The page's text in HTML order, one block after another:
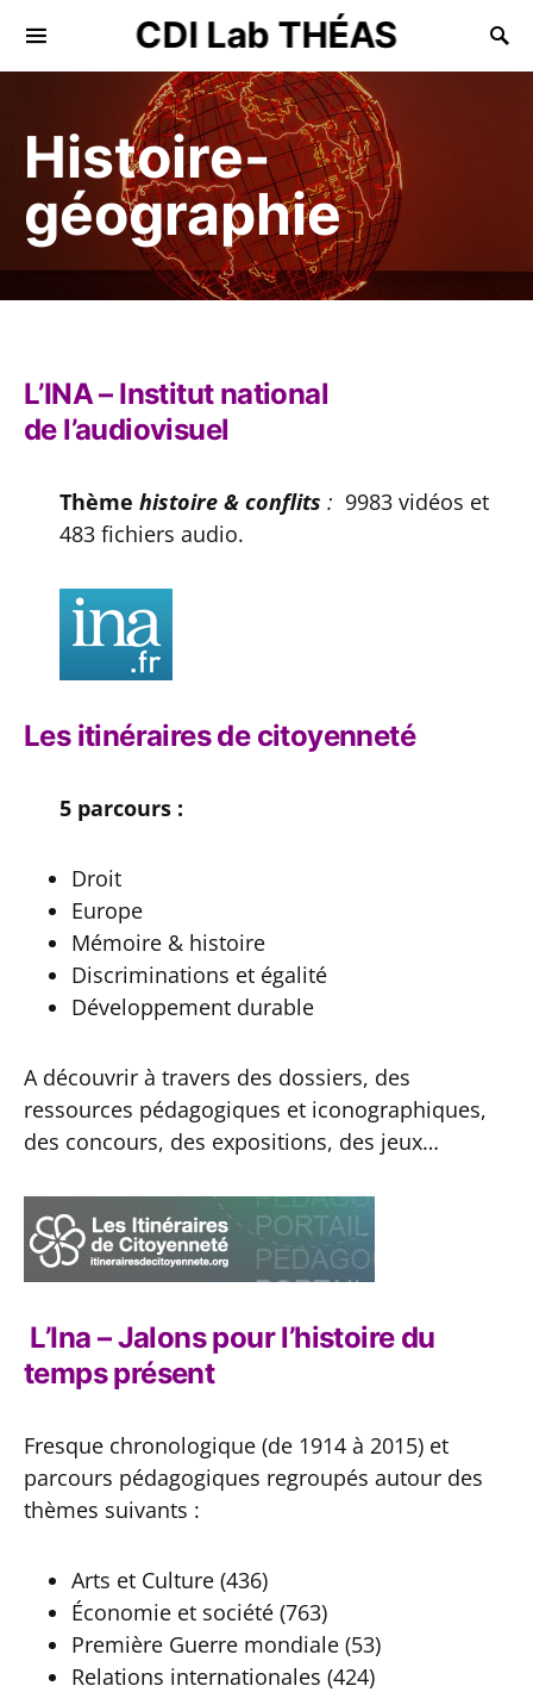
CDI Lab THÉAS
Search for:
Histoire-
géographie
L’INA – Institut national
de l’audiovisuel
Thème histoire & conflits : 9983 vidéos et
483 fichiers audio.
Les itinéraires de citoyenneté
5 parcours :
Droit
Europe
Mémoire & histoire
Discriminations et égalité
Développement durable
A découvrir à travers des dossiers, des
ressources pédagogiques et iconographiques,
des concours, des expositions, des jeux…
L’Ina – Jalons pour l’histoire du
temps présent
Fresque chronologique (de 1914 à 2015) et
parcours pédagogiques regroupés autour des
thèmes suivants :
Arts et Culture (436)
Économie et société (763)
Première Guerre mondiale (53)
Relations internationales (424)